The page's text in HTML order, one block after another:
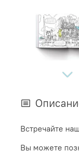
Встречайте
Вы можете